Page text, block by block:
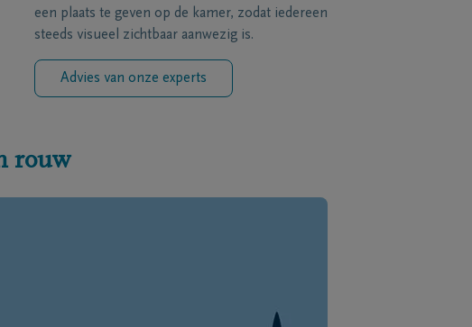
een plaats te geven op de kamer, zodat iedereen
steeds visueel zichtbaar aanwezig is.
Advies van onze experts
rouw